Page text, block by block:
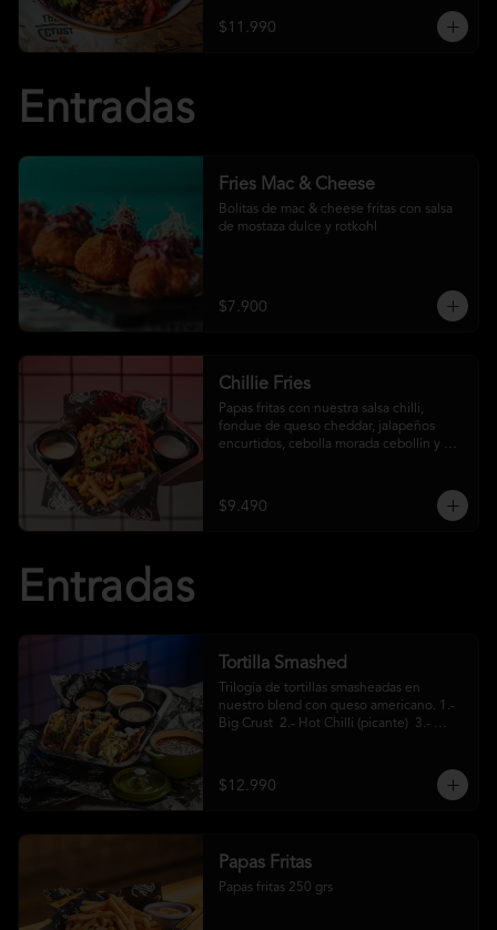
$11.990
Entradas
Fries Mac & Cheese
Bolitas de mac & cheese fritas con salsa
de mostaza dulce y rotkohl
$7.900
Chillie Fries
Papas fritas con nuestra salsa chilli,
fondue de queso cheddar, jalapeños
encurtidos, cebolla morada cebollín y
$9.490
Entradas
Tortilla Smashed
Trilogía de tortillas smasheadas en
nuestro blend con queso americano. 1.-
Big Crust  2.- Hot Chilli (picante)  3.-
$12.990
Papas Fritas
Papas fritas 250 grs